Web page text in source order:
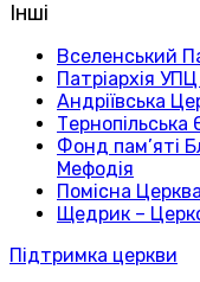
Інші
Вселенський
Патріархія
Андріївська
Фонд пам’яті
Мефодія
Помісна
Щедрик –
Підтримка церкви